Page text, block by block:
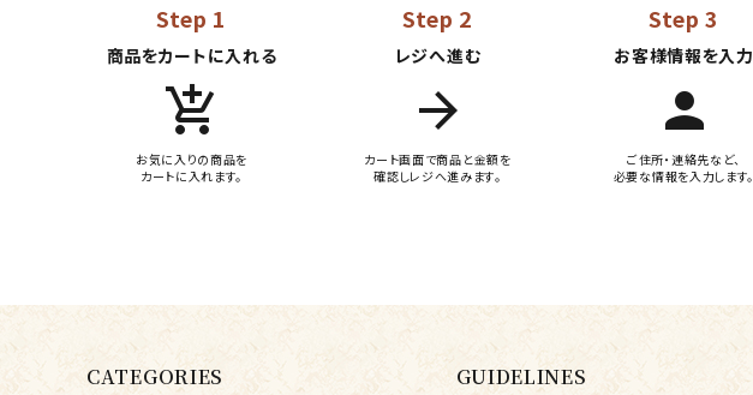
Step 1
商品をカートに入れる
add_shopping_cart
お気に入りの商品を
カートに入れます。
Step 2
レジへ進む
arrow_forward
カート画面で商品と金額を
確認しレジへ進みます。
Step 3
お客様情報を入力
person
ご住所・連絡先など、
必要な情報を入力します。
CATEGORIES GUIDELINES